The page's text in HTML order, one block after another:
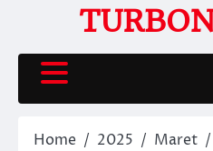
content
Home 2025 Maret